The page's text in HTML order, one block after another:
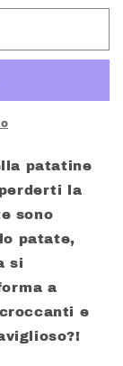
patatine
la
sono
patate,
si
a
e